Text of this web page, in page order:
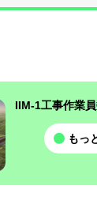
IIM-1工事作業
もっ